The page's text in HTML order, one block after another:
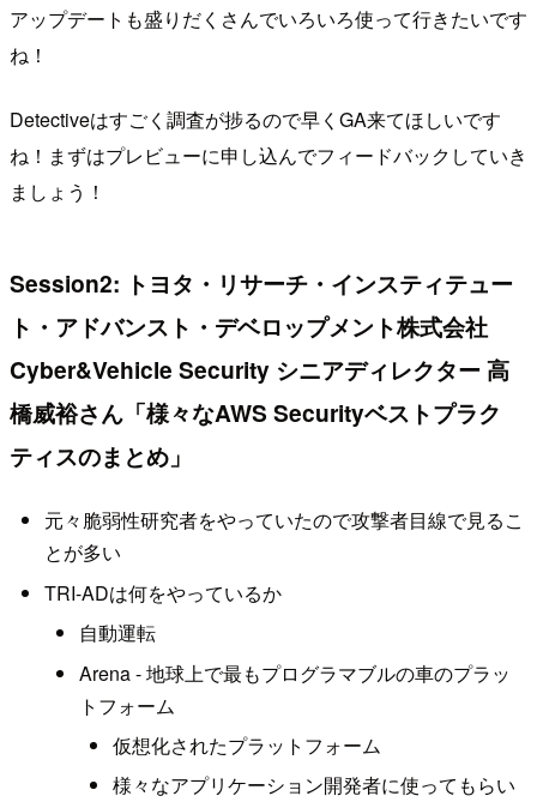
アップデートも盛りだくさんでいろいろ使って行きたいです
ね！
Detectiveはすごく調査が捗るので早くGA来てほしいです
ね！まずはプレビューに申し込んでフィードバックしていき
ましょう！
Session2: トヨタ・リサーチ・インスティテュー
ト・アドバンスト・デベロップメント株式会社
Cyber&Vehicle Security シニアディレクター 高
橋威裕さん「様々なAWS Securityベストプラク
ティスのまとめ」
元々脆弱性研究者をやっていたので攻撃者目線で見るこ
とが多い
TRI-ADは何をやっているか
自動運転
Arena - 地球上で最もプログラマブルの車のプラッ
トフォーム
仮想化されたプラットフォーム
様々なアプリケーション開発者に使ってもらい